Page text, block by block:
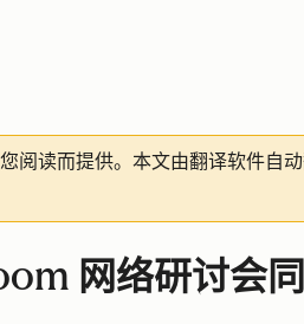
阅读而提供。 本文由翻译软件自
网络研讨会